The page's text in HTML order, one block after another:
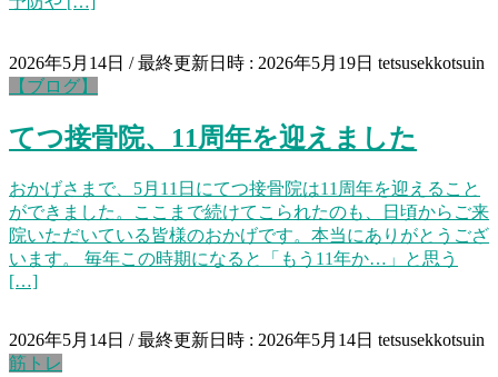
2026年5月14日 / 最終更新日時 : 2026年5月19日 tetsusekkotsuin
【ブログ】
てつ接骨院、11周年を迎えました
おかげさまで、5月11日にてつ接骨院は11周年を迎えること
ができました。ここまで続けてこられたのも、日頃からご来
院いただいている皆様のおかげです。本当にありがとうござ
います。 毎年この時期になると「もう11年か…」と思う
[…]
2026年5月14日 / 最終更新日時 : 2026年5月14日 tetsusekkotsuin
筋トレ